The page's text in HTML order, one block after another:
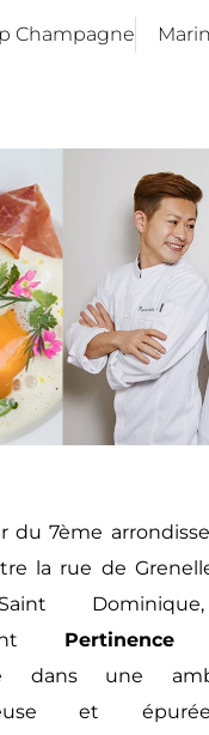
Champagne
du 7ème
la rue de
Pertinence
dans une
et